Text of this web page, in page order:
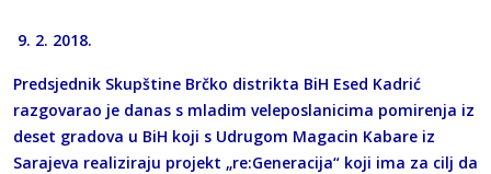
9. 2. 2018.
Predsjednik Skupštine Brčko distrikta BiH Esed Kadrić
razgovarao je danas s mladim veleposlanicima pomirenja iz
deset gradova u BiH koji s Udrugom Magacin Kabare iz
Sarajeva realiziraju projekt „re:Generacija“ koji ima za cilj da